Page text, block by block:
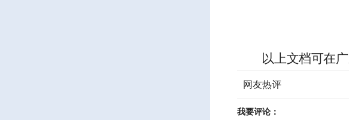
以上文档可在
网友热评
我要评论：